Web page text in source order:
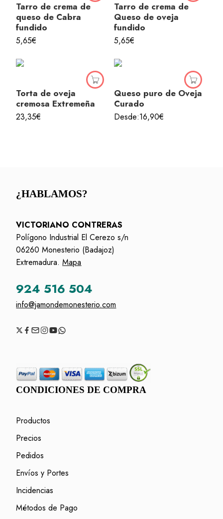
Tarro de crema de
queso de Cabra
fundido
5,65€
Tarro de crema de
Queso de oveja
fundido
5,65€
Torta de oveja
cremosa Extremeña
23,35€
Queso puro de Oveja
Curado
Desde:16,90€
¿HABLAMOS?
VICTORIANO CONTRERAS
Polígono Industrial El Cerezo s/n
06260 Monesterio (Badajoz)
Extremadura.Mapa
924 516 504
info@jamondemonesterio.com
CONDICIONES DE COMPRA
Productos
Precios
Pedidos
Envíos y Portes
Incidencias
Métodos de Pago